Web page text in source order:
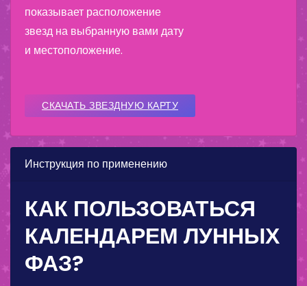
показывает расположение
звезд на выбранную вами дату
и местоположение.
СКАЧАТЬ ЗВЕЗДНУЮ КАРТУ
Инструкция по применению
КАК ПОЛЬЗОВАТЬСЯ
КАЛЕНДАРЕМ ЛУННЫХ
ФАЗ?